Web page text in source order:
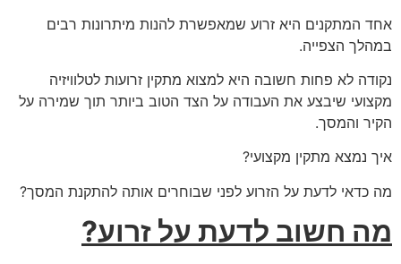
אחד המתקנים היא זרוע שמאפשרת להנות מיתרונות רבים
במהלך הצפייה.
נקודה לא פחות חשובה היא למצוא מתקין זרועות לטלוויזיה
מקצועי שיבצע את העבודה על הצד הטוב ביותר תוך שמירה על
הקיר והמסך.
איך נמצא מתקין מקצועי?
מה כדאי לדעת על הזרוע לפני שבוחרים אותה להתקנת המסך?
מה חשוב לדעת על זרוע?